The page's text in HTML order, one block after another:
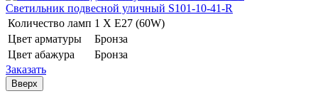
Светильник подвесной уличный S101-10-41-R
Количество ламп 1 Х E27 (60W)
Цвет арматуры
Бронза
Цвет абажура
Бронза
Заказать
Вверх